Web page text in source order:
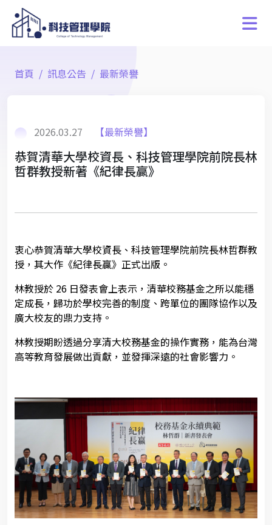
首頁 訊息公告 最新榮譽
2026.03.27 【最新榮譽】
恭賀清華大學校資長、科技管理學院前院長林
哲群教授新著《紀律長贏》
衷心恭賀清華大學校資長、科技管理學院前院長林哲群教
授，其大作《紀律長贏》正式出版。
林教授於 26 日發表會上表示，清華校務基金之所以能穩
定成長，歸功於學校完善的制度、跨單位的團隊協作以及
廣大校友的鼎力支持。
林教授期盼透過分享清大校務基金的操作實務，能為台灣
高等教育發展做出貢獻，並發揮深遠的社會影響力。